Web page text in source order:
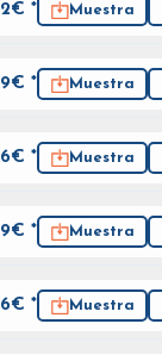
* Muestra
* Muestra
* Muestra
* Muestra
* Muestra